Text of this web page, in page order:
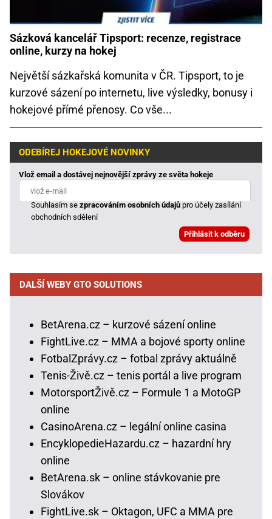
Sázková kancelář Tipsport: recenze, registrace
online, kurzy na hokej
Největší sázkařská komunita v ČR. Tipsport, to je
kurzové sázení po internetu, live výsledky, bonusy i
hokejové přímé přenosy. Co vše...
ODEBÍREJ HOKEJOVÉ NOVINKY
Vlož email a dostávej nejnovější zprávy ze světa hokeje
Souhlasím sezpracováním osobních údajůpro účely zasílání
obchodních sdělení
DALŠÍ WEBY GTO SOLUTIONS
BetArena.cz – kurzové sázení online
FightLive.cz – MMA a bojové sporty online
FotbalZprávy.cz – fotbal zprávy aktuálně
Tenis-Živě.cz – tenis portál a live program
MotorsportŽivě.cz – Formule 1 a MotoGP
online
CasinoArena.cz – legální online casina
EncyklopedieHazardu.cz – hazardní hry
online
BetArena.sk – online stávkovanie pre
Slovákov
FightLive.sk – Oktagon, UFC a MMA pre